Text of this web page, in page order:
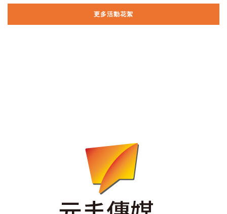
更多活動花絮